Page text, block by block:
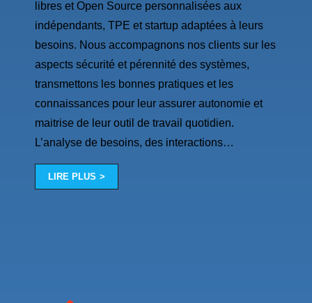
libres et Open Source personnalisées aux
indépendants, TPE et startup adaptées à leurs
besoins. Nous accompagnons nos clients sur les
aspects sécurité et pérennité des systèmes,
transmettons les bonnes pratiques et les
connaissances pour leur assurer autonomie et
maitrise de leur outil de travail quotidien.
L’analyse de besoins, des interactions…
LIRE PLUS